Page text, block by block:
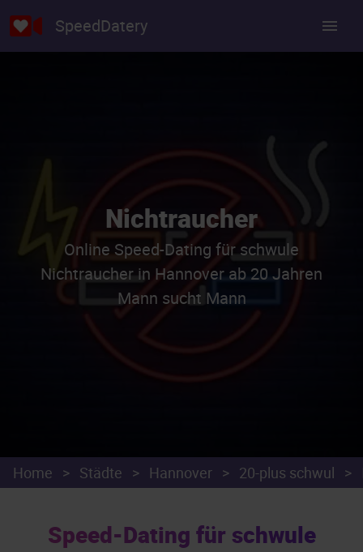
SpeedDatery
Nichtraucher
Online Speed-Dating für schwule
Nichtraucher in Hannover ab 20 Jahren
Mann sucht Mann
Home > Städte > Hannover > 20-plus schwul >
Speed-Dating für schwule